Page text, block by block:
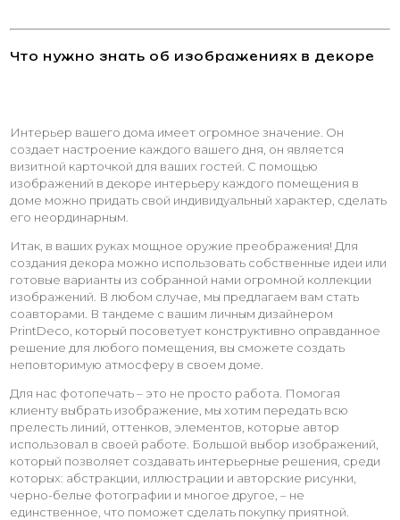
Что нужно знать об изображениях в декоре
Интерьер вашего дома имеет огромное значение. Он
создает настроение каждого вашего дня, он является
визитной карточкой для ваших гостей. С помощью
изображений в декоре интерьеру каждого помещения в
доме можно придать свой индивидуальный характер, сделать
его неординарным.
Итак, в ваших руках мощное оружие преображения! Для
создания декора можно использовать собственные идеи или
готовые варианты из собранной нами огромной коллекции
изображений. В любом случае, мы предлагаем вам стать
соавторами. В тандеме с вашим личным дизайнером
PrintDeco, который посоветует конструктивно оправданное
решение для любого помещения, вы сможете создать
неповторимую атмосферу в своем доме.
Для нас фотопечать – это не просто работа. Помогая
клиенту выбрать изображение, мы хотим передать всю
прелесть линий, оттенков, элементов, которые автор
использовал в своей работе. Большой выбор изображений,
который позволяет создавать интерьерные решения, среди
которых: абстракции, иллюстрации и авторские рисунки,
черно-белые фотографии и многое другое, – не
единственное, что поможет сделать покупку приятной.